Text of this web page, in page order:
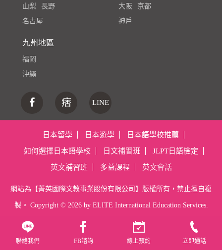
山梨
長野
名古屋
大阪
京都
神戶
九州地區
福岡
沖繩
痞 LINE
日本留學 日本遊學 日本語學校推薦
如何選擇日本語學校 日文補習班 JLPT日語檢定
英文補習班 多益課程 英文會話
網站為【菁英國際文教事業股份有限公司】版權所有，禁止擅自複
製。 Copyright © 2026 by ELITE International Education Services.
聯絡我們 FB諮詢 線上預約 立即通話